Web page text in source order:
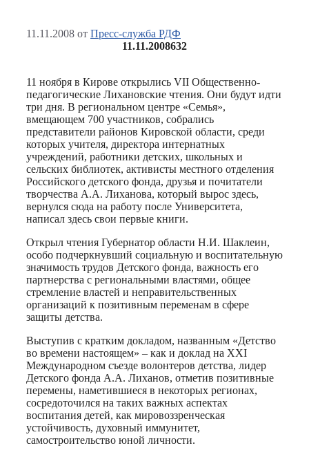
11.11.2008 от Пресс-служба РДФ
11.11.2008632
11 ноября в Кирове открылись VII Общественно-
педагогические Лихановские чтения. Они будут идти
три дня. В региональном центре «Семья»,
вмещающем 700 участников, собрались
представители районов Кировской области, среди
которых учителя, директора интернатных
учреждений, работники детских, школьных и
сельских библиотек, активисты местного отделения
Российского детского фонда, друзья и почитатели
творчества А.А. Лиханова, который вырос здесь,
вернулся сюда на работу после Университета,
написал здесь свои первые книги.
Открыл чтения Губернатор области Н.И. Шаклеин,
особо подчеркнувший социальную и воспитательную
значимость трудов Детского фонда, важность его
партнерства с региональными властями, общее
стремление властей и неправительственных
организаций к позитивным переменам в сфере
защиты детства.
Выступив с кратким докладом, названным «Детство
во времени настоящем» – как и доклад на ХХI
Международном съезде волонтеров детства, лидер
Детского фонда А.А. Лиханов, отметив позитивные
перемены, наметившиеся в некоторых регионах,
сосредоточился на таких важных аспектах
воспитания детей, как мировоззренческая
устойчивость, духовный иммунитет,
самостроительство юной личности.